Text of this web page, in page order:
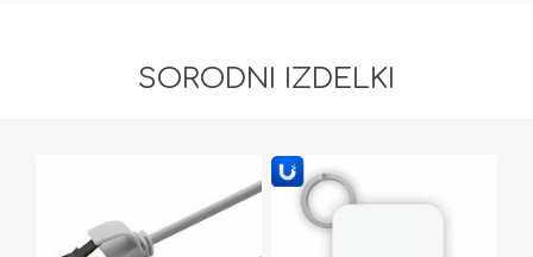
SORODNI IZDELKI